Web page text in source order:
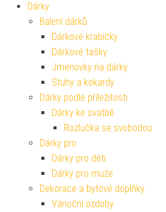
Dárky
Balení dárků
Dárkové krabičky
Dárkové tašky
Jmenovky na dárky
Stuhy a kokardy
Dárky podle příležitosti
Dárky ke svatbě
Rozlučka se svobodou
Dárky pro
Dárky pro děti
Dárky pro muže
Dekorace a bytové doplňky
Vánoční ozdoby